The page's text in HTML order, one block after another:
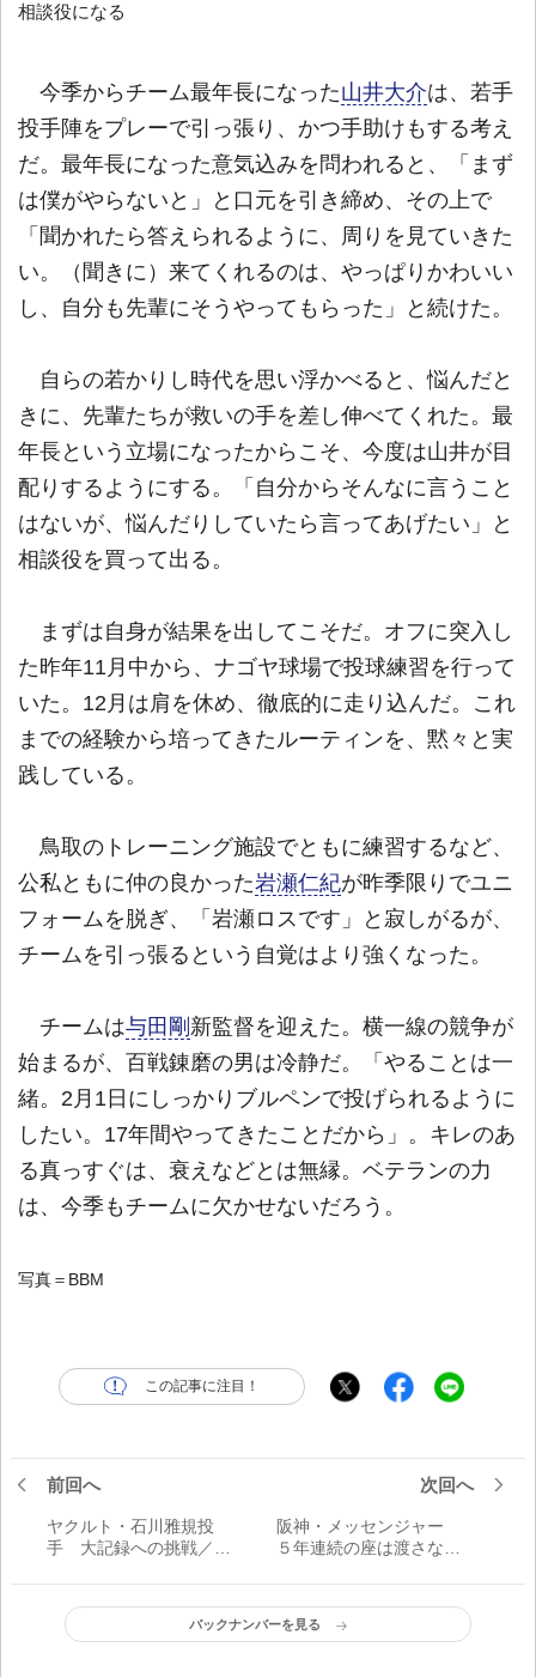
相談役になる
今季からチーム最年長になった山井大介は、若手
投手陣をプレーで引っ張り、かつ手助けもする考え
だ。最年長になった意気込みを問われると、「まず
は僕がやらないと」と口元を引き締め、その上で
「聞かれたら答えられるように、周りを見ていきた
い。（聞きに）来てくれるのは、やっぱりかわいい
し、自分も先輩にそうやってもらった」と続けた。
自らの若かりし時代を思い浮かべると、悩んだと
きに、先輩たちが救いの手を差し伸べてくれた。最
年長という立場になったからこそ、今度は山井が目
配りするようにする。「自分からそんなに言うこと
はないが、悩んだりしていたら言ってあげたい」と
相談役を買って出る。
まずは自身が結果を出してこそだ。オフに突入し
た昨年11月中から、ナゴヤ球場で投球練習を行って
いた。12月は肩を休め、徹底的に走り込んだ。これ
までの経験から培ってきたルーティンを、黙々と実
践している。
鳥取のトレーニング施設でともに練習するなど、
公私ともに仲の良かった岩瀬仁紀が昨季限りでユニ
フォームを脱ぎ、「岩瀬ロスです」と寂しがるが、
チームを引っ張るという自覚はより強くなった。
チームは与田剛 新監督を迎えた。横一線の競争が
始まるが、百戦錬磨の男は冷静だ。「やることは一
緒。2月1日にしっかりブルペンで投げられるように
したい。17年間やってきたことだから」。キレのあ
る真っすぐは、衰えなどとは無縁。ベテランの力
は、今季もチームに欠かせないだろう。
写真＝BBM
この記事に注目！
前回へ
ヤクルト・石川雅規投
手 大記録への挑戦／最
次回へ
阪神・メッセンジャー
５年連続の座は渡さない
バックナンバーを見る